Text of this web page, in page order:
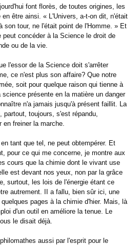
font florès, de toutes origines, les
être ainsi. « L'Univers, a-t-on dit, n'était
son tour, ne l'était point de l'Homme. » Et
peut concéder à la Science le droit de
ou de la vie.
l'essor de la Science doit s'arrêter
ce n'est plus son affaire? Que notre
soit pour quelque raison qui tienne à
présente en la matière un danger
n'a jamais jusqu'à présent faillit. La
partout, toujours, s'est répandu,
en freiner la marche.
tant que tel, ne peut obtempérer. Et
pour ce qui me concerne, je montre aux
cours que la chimie dont le vivant use
est devant nos yeux, non par la grâce
surtout, les lois de l'énergie étant ce
autrement. II a fallu, bien sûr ici, une
pages à la chimie d'hier. Mais, là
d'un outil en améliore la tenue. Le
le disait déjà.
aussi par l'esprit pour le